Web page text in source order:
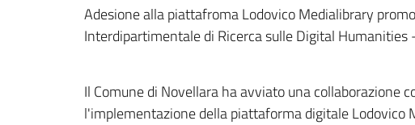
Adesione alla piattafroma Lodovico Medialibrary
Interdipartimentale di Ricerca sulle Digital
Il Comune di Novellara ha avviato una
l'implementazione della piattaforma digitale Lodovico